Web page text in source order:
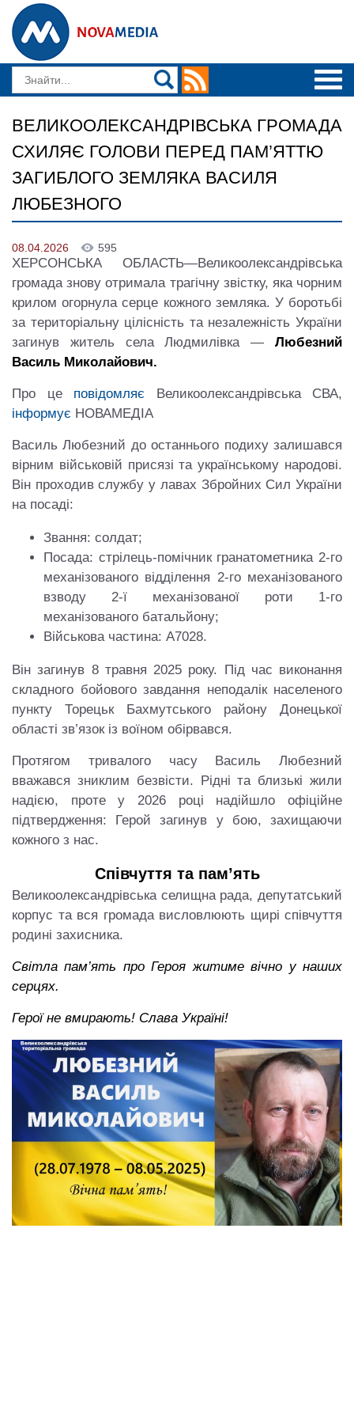
ВЕЛИКООЛЕКСАНДРІВСЬКА ГРОМАДА
СХИЛЯЄ ГОЛОВИ ПЕРЕД ПАМ’ЯТТЮ
ЗАГИБЛОГО ЗЕМЛЯКА ВАСИЛЯ
ЛЮБЕЗНОГО
08.04.2026 595
ХЕРСОНСЬКА ОБЛАСТЬ—Великоолександрівська
громада знову отримала трагічну звістку, яка чорним
крилом огорнула серце кожного земляка. У боротьбі
за територіальну цілісність та незалежність України
загинув житель села Людмилівка — Любезний
Василь Миколайович.
Про це повідомляє Великоолександрівська СВА,
інформує НОВАМЕДІА
Василь Любезний до останнього подиху залишався
вірним військовій присязі та українському народові.
Він проходив службу у лавах Збройних Сил України
на посаді:
Звання: солдат;
Посада: стрілець-помічник гранатометника 2-го
механізованого відділення 2-го механізованого
взводу 2-ї механізованої роти 1-го
механізованого батальйону;
Військова частина: А7028.
Він загинув 8 травня 2025 року. Під час виконання
складного бойового завдання неподалік населеного
пункту Торецьк Бахмутського району Донецької
області зв’язок із воїном обірвався.
Протягом тривалого часу Василь Любезний
вважався зниклим безвісти. Рідні та близькі жили
надією, проте у 2026 році надійшло офіційне
підтвердження: Герой загинув у бою, захищаючи
кожного з нас.
Співчуття та пам’ять
Великоолександрівська селищна рада, депутатський
корпус та вся громада висловлюють щирі співчуття
родині захисника.
Світла пам’ять про Героя житиме вічно у наших
серцях.
Герої не вмирають! Слава Україні!